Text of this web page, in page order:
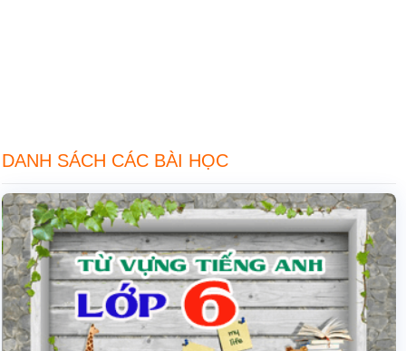
DANH SÁCH CÁC BÀI HỌC